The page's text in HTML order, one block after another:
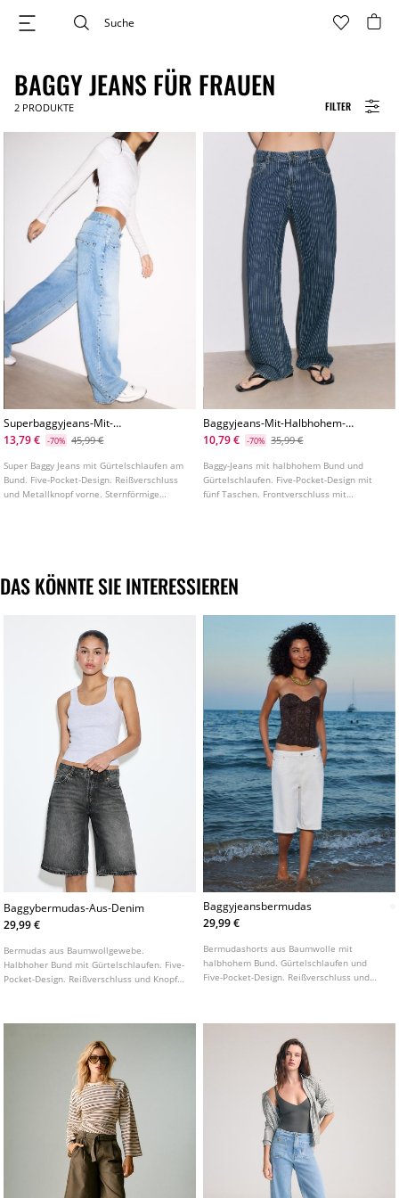
FILTER
BAGGY JEANS FÜR FRAUEN
2 PRODUKTE
Superbaggyjeans-Mit-
Seitlichen-Sternen
13,79 € -70% 45,99 €
Super Baggy Jeans mit Gürtelschlaufen am
Bund. Five-Pocket-Design. Reißverschluss
und Metallknopf vorne. Sternförmige
Baggyjeans-Mit-Halbhohem-
Bund-Gestreift
10,79 € -70% 35,99 €
Baggy-Jeans mit halbhohem Bund und
Gürtelschlaufen. Five-Pocket-Design mit
fünf Taschen. Frontverschluss mit
DAS KÖNNTE SIE INTERESSIEREN
Baggybermudas-Aus-Denim
29,99 €
Bermudas aus Baumwollgewebe.
Halbhoher Bund mit Gürtelschlaufen. Five-
Pocket-Design. Reißverschluss und Knopf
Baggyjeansbermudas
29,99 €
Bermudashorts aus Baumwolle mit
halbhohem Bund. Gürtelschlaufen und
Five-Pocket-Design. Reißverschluss und